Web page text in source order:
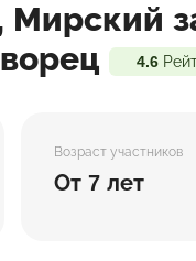
Мирский
4.6
Возраст участников
От 7 лет